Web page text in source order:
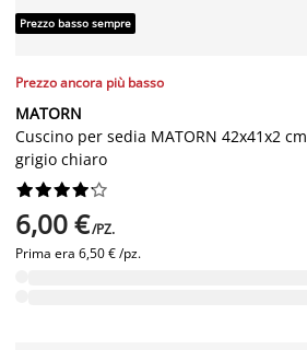
Prezzo basso sempre
Prezzo ancora più basso
MATORN
Cuscino per sedia MATORN 42x41x2 cm
grigio chiaro






6,00 €/PZ.
Prima era 6,50 € /pz.